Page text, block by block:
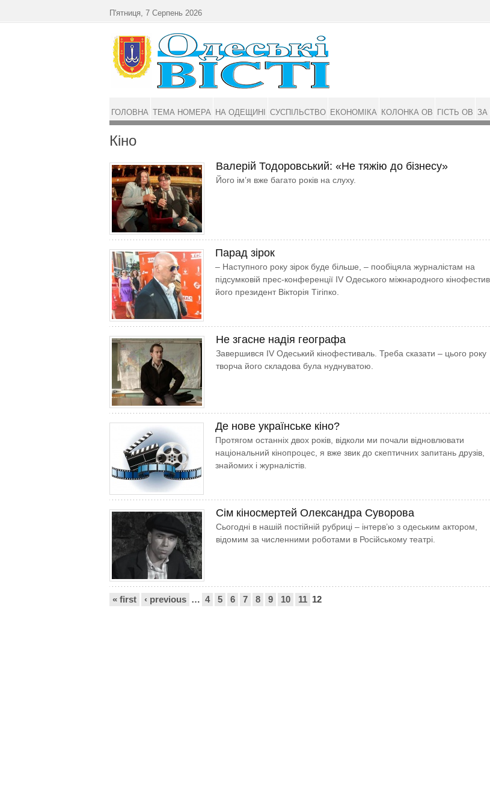
Кіно
Валерій Тодоровський: «Не тяжію до бізнесу»
Його ім’я вже багато років на слуху.
Парад зірок
– Наступного року зірок буде більше, – пообіцяла журналістам на
підсумковій прес-конференції IV Одеського міжнародного
його президент Вікторія Тігіпко.
Не згасне надія географа
Завершився IV Одеський кінофестиваль. Треба сказати – цього року
творча його складова була нуднуватою.
Де нове українське кіно?
Протягом останніх двох років, відколи ми почали відновлювати
національний кінопроцес, я вже звик до скептичних запитань друзів,
знайомих і журналістів.
Сім кіносмертей Олександра Суворова
Сьогодні в нашій постійній рубриці – інтерв’ю з одеським актором,
відомим за численними роботами в Російському театрі.
Сторінки
« first ‹ previous … 4 5 6 7 8 9 10 11 12
П'ятниця, 7 Серпень 2026
ГОЛОВНА ТЕМА НОМЕРА НА ОДЕЩИНІ СУСПІЛЬСТВО ЕКОНОМІКА КОЛОНКА ОВ ГІСТЬ ОВ ЗА